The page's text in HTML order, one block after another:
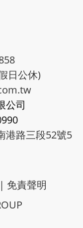
日公休)
公司
港路三段52號5
| 免責聲明